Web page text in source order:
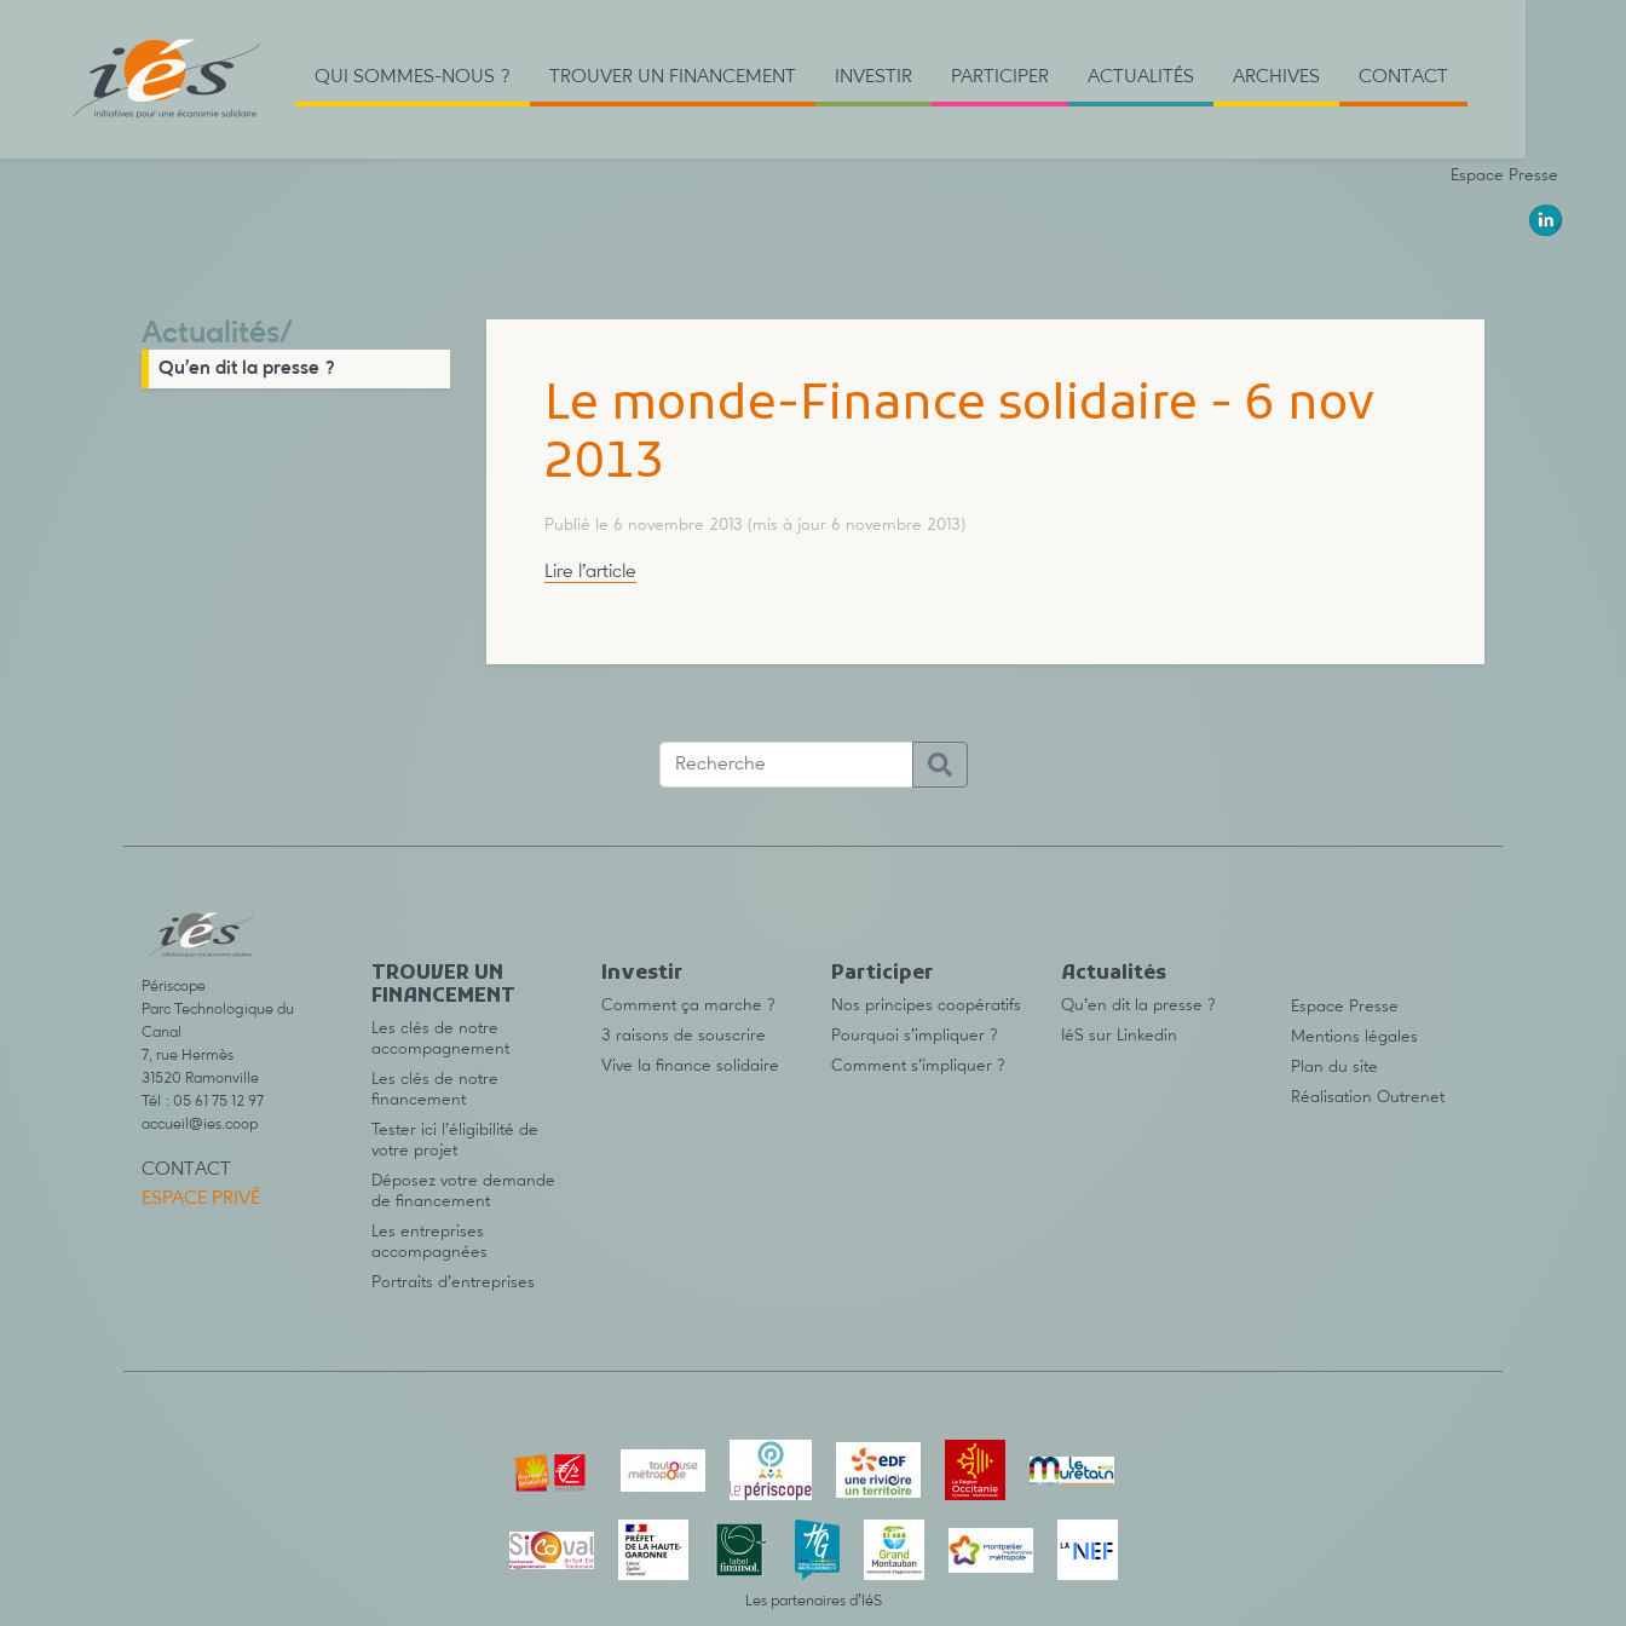
QUI SOMMES-NOUS ? TROUVER UN FINANCEMENT INVESTIR PARTICIPER ACTUALITÉS ARCHIVES CONTACT
Espace Presse
Le monde-Finance solidaire - 6 nov
2013
Publié le 6 novembre 2013 (mis à jour 6 novembre 2013)
Lire l’article
Actualités/
Qu’en dit la presse ?
Périscope
Parc Technologique du
Canal
7, rue Hermès
31520 Ramonville
Tél : 05 61 75 12 97
accueil@ies.coop
CONTACT
ESPACE PRIVÉ
TROUVER UN
FINANCEMENT
Les clés de notre
accompagnement
Les clés de notre
financement
Tester ici l’éligibilité de
votre projet
Déposez votre demande
de financement
Les entreprises
accompagnées
Portraits d’entreprises
Investir
Comment ça marche ?
3 raisons de souscrire
Vive la finance solidaire
Participer
Nos principes coopératifs
Pourquoi s’impliquer ?
Comment s’impliquer ?
Actualités
Qu’en dit la presse ?
IéS sur Linkedin
Espace Presse
Mentions légales
Plan du site
Réalisation Outrenet
Les partenaires d’IéS